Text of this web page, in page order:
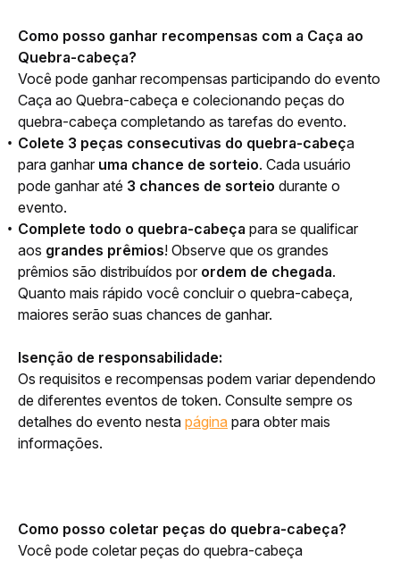
Como posso ganhar recompensas com a Caça ao
Quebra-cabeça?
Você pode ganhar recompensas participando do evento
Caça ao Quebra-cabeça e colecionando peças do
quebra-cabeça completando as tarefas do evento.
Colete 3 peças consecutivas do quebra-cabeça
para ganhar uma chance de sorteio. Cada usuário
pode ganhar até 3 chances de sorteio durante o
evento.
Complete todo o quebra-cabeça para se qualificar
aos grandes prêmios! Observe que os grandes
prêmios são distribuídos por ordem de chegada.
Quanto mais rápido você concluir o quebra-cabeça,
maiores serão suas chances de ganhar.
Isenção de responsabilidade:
Os requisitos e recompensas podem variar dependendo
de diferentes eventos de token. Consulte sempre os
detalhes do evento nesta página para obter mais
informações.
Como posso coletar peças do quebra-cabeça?
Você pode coletar peças do quebra-cabeça